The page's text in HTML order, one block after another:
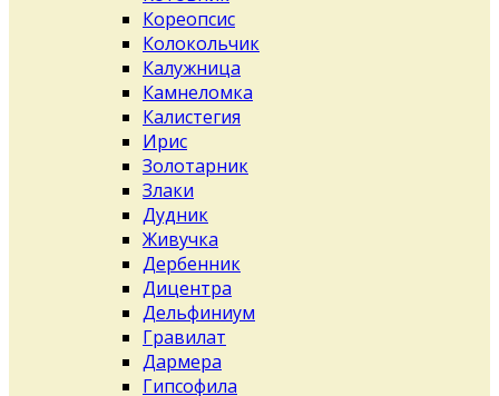
Кореопсис
Колокольчик
Калужница
Камнеломка
Калистегия
Ирис
Золотарник
Злаки
Дудник
Живучка
Дербенник
Дицентра
Дельфиниум
Гравилат
Дармера
Гипсофила